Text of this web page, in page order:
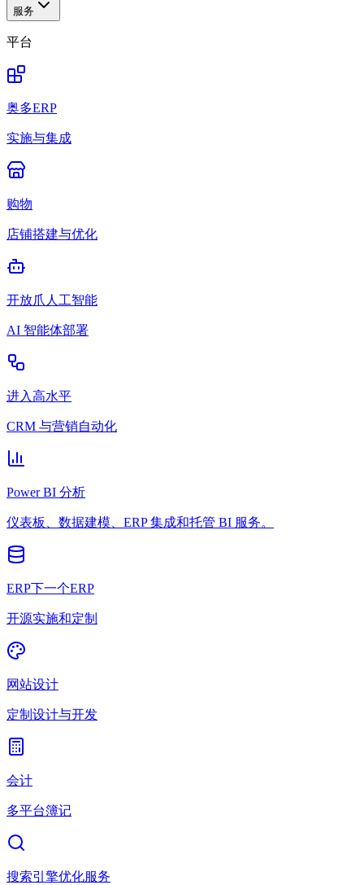
服务
平台
奥多ERP
实施与集成
购物
店铺搭建与优化
开放爪人工智能
AI 智能体部署
进入高水平
CRM 与营销自动化
Power BI 分析
仪表板、数据建模、ERP 集成和托管 BI 服务。
ERP下一个ERP
开源实施和定制
网站设计
定制设计与开发
会计
多平台簿记
搜索引擎优化服务